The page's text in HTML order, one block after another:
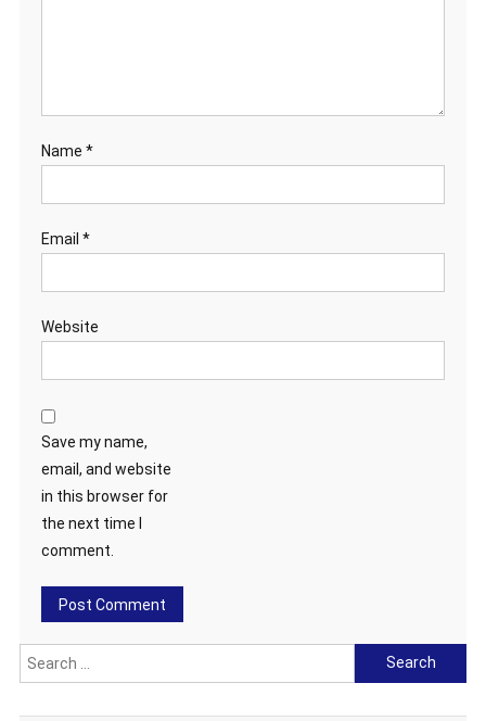
Name *
Email *
Website
Save my name,
email, and website
in this browser for
the next time I
comment.
Search
for: